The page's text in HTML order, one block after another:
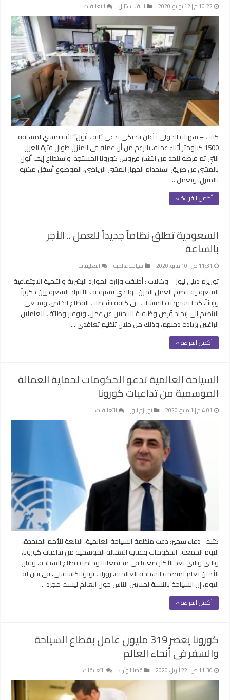
10:22 م | 12 يونيو، 2020 لايف استايل التعليقات
بلجيكي
يمشي
1500
كيلو
متر
أثناء
عمله
..
صور
مغلقة
كتبت – سهيلة الخولي : أعلن بلجيكي يدعى “إيف أنول” لأنه يمشي لمسافة
1500 كيلومتر أثناء عمله، بالرغم من أن عمله في المنزل طوال فترة العزل
التي تم فرضه للحد من انتشار فيروس كورونا المستجد. واستطاع إيف أنول
بالمشي عن طريق استخدام الجهاز المشي الرياضي، الموضوع أسفل مكتبه
بالمنزل. ويعمل …
أكمل القراءة »
السعودية تطلق نظاماً جديداً للعمل .. الأجر
بالساعة
11:31 ص | 10 مايو، 2020 سياحة عالمية التعليقات
تطلق
نظاماً
جديداً
للعمل
..
توريزم ديلى نيوز – وكالات : أطلقت وزارة الموارد البشرية والتنمية الاجتماعية
السعودية تنظيم العمل المرن ، والذي يستهدف الأفراد السعوديين ذكوراً
وإناثاً، كما يستهدف المنشآت في كافة نشاطات القطاع الخاص. ويسعى
التنظيم إلى إيجاد فُرص وظيفية للباحثين عن عمل، وتوفير وظائف للعاملين
الراغبين بزيادة دخلهم، وذلك من خلال تنظيم تعاقدي …
أكمل القراءة »
السياحة العالمية تدعو الحكومات لحماية العمالة
الموسمية من تداعيات كورونا
4:01 م | 1 مايو، 2020 توريزم نيوز التعليقات
الحكومات
العمالة
الموسمية
من
تداعيات
كورونا
مغلقة
كتبت- دعاء سمير: دعت منظمة السياحة العالمية، التابعة للأمم المتحدة،
اليوم الجمعة، الحكومات بحماية العمالة الموسمية من تداعيات كورونا،
والتي والتى تعد الأكثر ضعفا في مجتمعاتنا وخاصة قطاع السياحة. وقال
الأمين لعام لمنظمة السياحة العالمية، زوراب بولوليكاشفيلي، فى بيان له
اليوم، إن السياحة بالنسبة لملايين الناس حول العالم ليست مجرد …
أكمل القراءة »
كورونا يعصر 319 مليون عامل بقطاع السياحة
والسفر فى أنحاء العالم
11:30 ص | 22 أبريل، 2020 قضايا وآراء التعليقات
كورونا
يعصر